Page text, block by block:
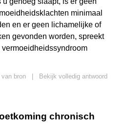
minimaal
en er geen lichamelijke of
gevonden worden, spreekt
bron
Bekijk volledig antwoord
chronisch